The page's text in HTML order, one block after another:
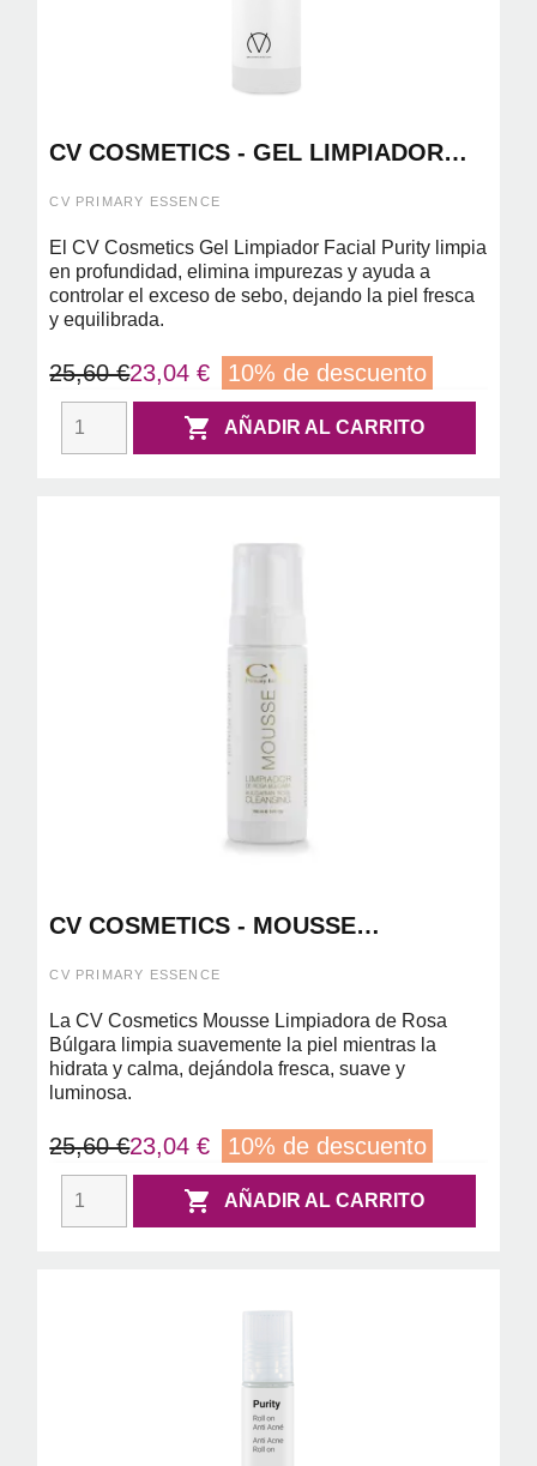
CV COSMETICS - GEL LIMPIADOR
CV PRIMARY ESSENCE
El CV Cosmetics Gel Limpiador Facial Purity limpia
en profundidad, elimina impurezas y ayuda a
controlar el exceso de sebo, dejando la piel fresca
y equilibrada.
25,60 €23,04 € 10% de descuento
 AÑADIR AL CARRITO
CV COSMETICS - MOUSSE
150ML
CV PRIMARY ESSENCE
La CV Cosmetics Mousse Limpiadora de Rosa
Búlgara limpia suavemente la piel mientras la
hidrata y calma, dejándola fresca, suave y
luminosa.
25,60 €23,04 € 10% de descuento
 AÑADIR AL CARRITO